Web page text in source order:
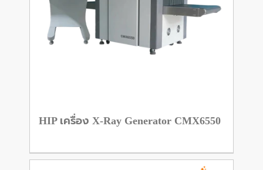
HIP เครื่อง X-Ray Generator CMX6550